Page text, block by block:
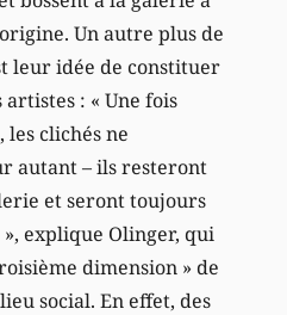
Un autre plus de
leur idée de constituer
: « Une fois
les clichés ne
autant – ils resteront
et seront toujours
explique Olinger, qui
dimension » de
social. En effet, des